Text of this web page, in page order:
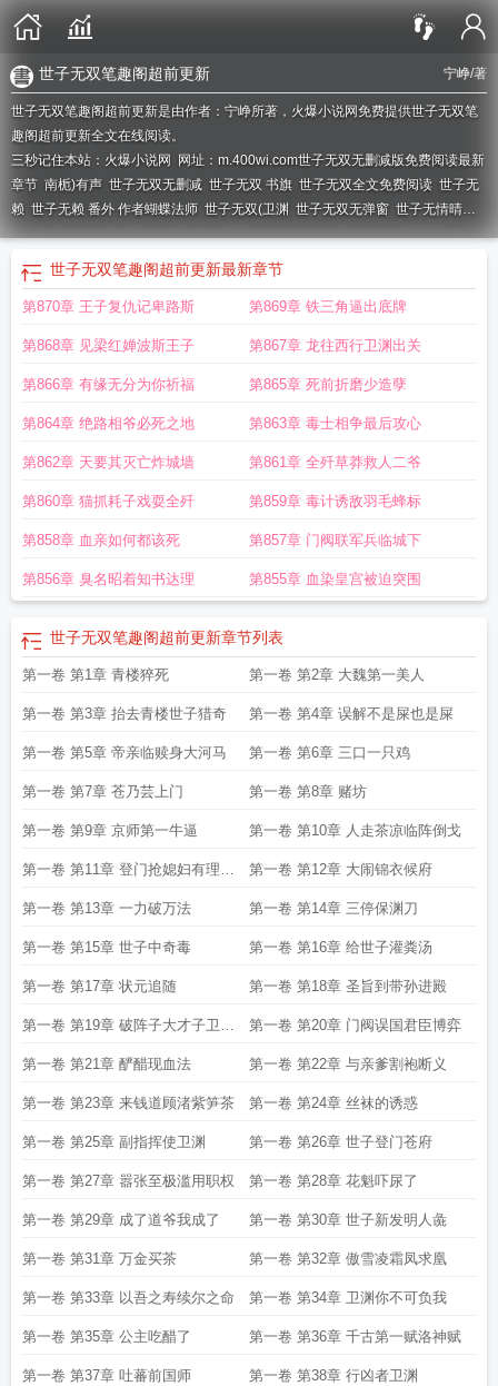
宁峥/著
世子无双笔趣阁超前更新
世子无双笔趣阁超前更新是由作者：宁峥所著，火爆小说网免费提供世子无双笔
趣阁超前更新全文在线阅读。
三秒记住本站：火爆小说网 网址：m.400wi.com世子无双无删减版免费阅读最新
章节 南栀)有声 世子无双无删减 世子无双 书旗 世子无双全文免费阅读 世子无
赖 世子无赖 番外 作者蝴蝶法师 世子无双(卫渊 世子无双无弹窗 世子无情晴方
好在线世子无双听书世子并非真无敌世子无双最新章世子无双全文在线阅读
哪里可以
世子无双笔趣阁超前更新最新章节
第870章 王子复仇记卑路斯 第869章 铁三角逼出底牌
第868章 见梁红婵波斯王子 第867章 龙往西行卫渊出关
第866章 有缘无分为你祈福 第865章 死前折磨少造孽
第864章 绝路相爷必死之地 第863章 毒士相争最后攻心
第862章 天要其灭亡炸城墙 第861章 全歼草莽救人二爷
第860章 猫抓耗子戏耍全歼 第859章 毒计诱敌羽毛蜂标
第858章 血亲如何都该死 第857章 门阀联军兵临城下
第856章 臭名昭着知书达理 第855章 血染皇宫被迫突围
世子无双笔趣阁超前更新章节列表
第一卷 第1章 青楼猝死 第一卷 第2章 大魏第一美人
第一卷 第3章 抬去青楼世子猎奇 第一卷 第4章 误解不是屎也是屎
第一卷 第5章 帝亲临赎身大河马 第一卷 第6章 三口一只鸡
第一卷 第7章 苍乃芸上门 第一卷 第8章 赌坊
第一卷 第9章 京师第一牛逼 第一卷 第10章 人走茶凉临阵倒戈
第一卷 第11章 登门抢媳妇有理怕
谁
第一卷 第12章 大闹锦衣候府
第一卷 第13章 一力破万法 第一卷 第14章 三停保渊刀
第一卷 第15章 世子中奇毒 第一卷 第16章 给世子灌粪汤
第一卷 第17章 状元追随 第一卷 第18章 圣旨到带孙进殿
第一卷 第19章 破阵子大才子卫渊
赠伯约
第一卷 第20章 门阀误国君臣博弈
第一卷 第21章 酽醋现血法 第一卷 第22章 与亲爹割袍断义
第一卷 第23章 来钱道顾渚紫笋茶 第一卷 第24章 丝袜的诱惑
第一卷 第25章 副指挥使卫渊 第一卷 第26章 世子登门苍府
第一卷 第27章 嚣张至极滥用职权 第一卷 第28章 花魁吓尿了
第一卷 第29章 成了道爷我成了 第一卷 第30章 世子新发明人彘
第一卷 第31章 万金买茶 第一卷 第32章 傲雪凌霜凤求凰
第一卷 第33章 以吾之寿续尔之命 第一卷 第34章 卫渊你不可负我
第一卷 第35章 公主吃醋了 第一卷 第36章 千古第一赋洛神赋
第一卷 第37章 吐蕃前国师 第一卷 第38章 行凶者卫渊